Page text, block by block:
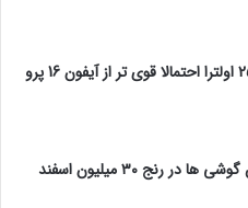
گلکسی اس 25 اولترا احتمالا قوی تر از آیفون 16 پرو
معرفی بهترین گوشی ها در رنج ۳۰ میلیون اسفند